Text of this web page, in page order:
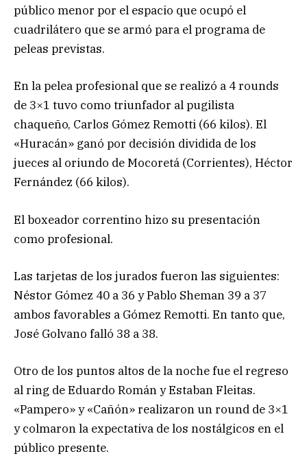
público menor por el espacio que ocupó el
cuadrilátero que se armó para el programa de
peleas previstas.
En la pelea profesional que se realizó a 4 rounds
de 3×1 tuvo como triunfador al pugilista
chaqueño, Carlos Gómez Remotti (66 kilos). El
«Huracán» ganó por decisión dividida de los
jueces al oriundo de Mocoretá (Corrientes), Héctor
Fernández (66 kilos).
El boxeador correntino hizo su presentación
como profesional.
Las tarjetas de los jurados fueron las siguientes:
Néstor Gómez 40 a 36 y Pablo Sheman 39 a 37
ambos favorables a Gómez Remotti. En tanto que,
José Golvano falló 38 a 38.
Otro de los puntos altos de la noche fue el regreso
al ring de Eduardo Román y Estaban Fleitas.
«Pampero» y «Cañón» realizaron un round de 3×1
y colmaron la expectativa de los nostálgicos en el
público presente.